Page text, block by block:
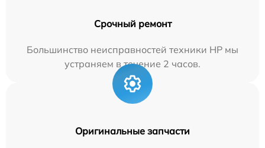
Срочный ремонт
Большинство неисправностей техники HP мы
устраняем в течение 2 часов.
Оригинальные запчасти